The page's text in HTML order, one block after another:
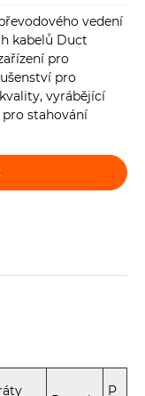
vedení
kabelů Duct
pro
pro
vyrábějící
stahování
P